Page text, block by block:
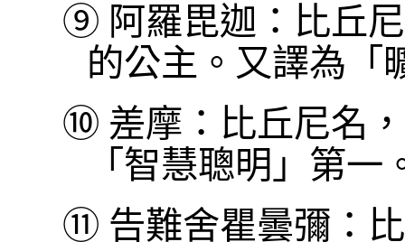
⑨ 阿羅毘迦：比丘
的公主。又譯為「
⑩ 差摩：比丘尼名
「智慧聰明」第
⑪ 告難舍瞿曇彌：